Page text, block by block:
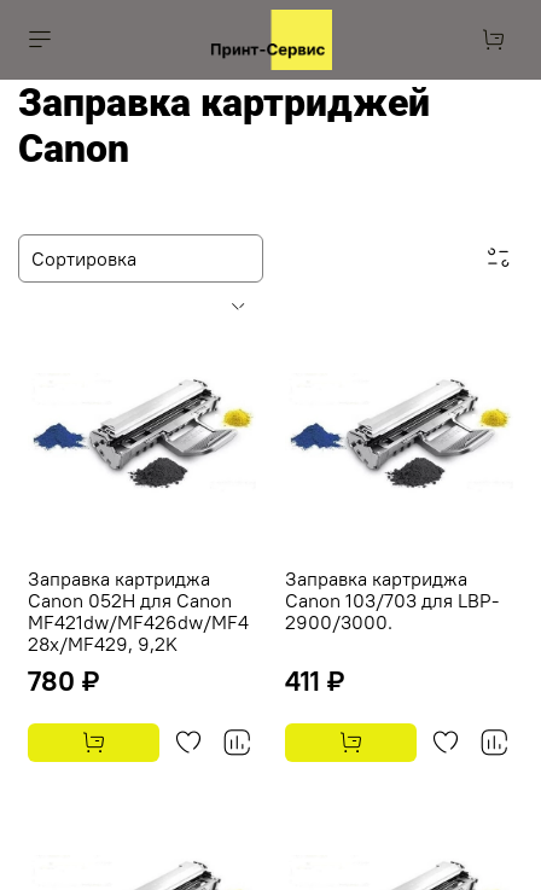
Заправка картриджей
Canon
Заправка картриджа
Canon 052H для Canon
MF421dw/MF426dw/MF4
28x/MF429, 9,2K
780 ₽
Заправка картриджа
Canon 103/703 для LBP-
2900/3000.
411 ₽